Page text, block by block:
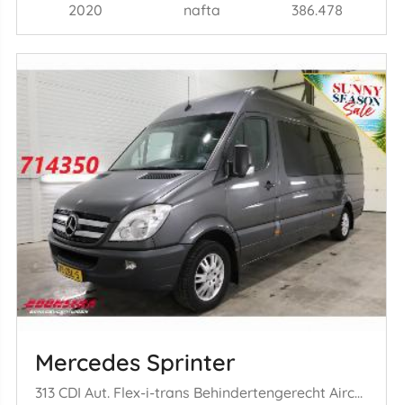
2020 nafta 386.478
Mercedes Sprinter
313 CDI Aut. Flex-i-trans Behindertengerecht Airco Cruise